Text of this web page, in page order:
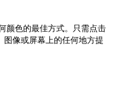
色的最佳方式。只需点击
图像或屏幕上的任何地方提